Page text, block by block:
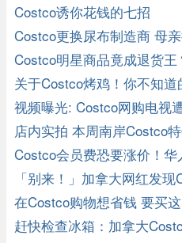
Costco诱你花钱的七招
Costco更换尿布制造商 母
Costco明星商品竟成退货王
关于Costco烤鸡！你不知道
视频曝光: Costco网购电视
事实
店内实拍 本周南岸Costco
Costco会员费恐要涨价！华
「别来！」加拿大网红发
在Costco购物想省钱 要买
赶快检查冰箱：加拿大